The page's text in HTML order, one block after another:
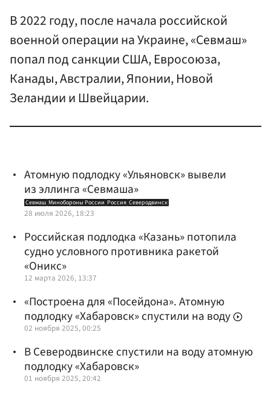
В 2022 году, после начала российской
военной операции на Украине, «Севмаш»
попал под санкции США, Евросоюза,
Канады, Австралии, Японии, Новой
Зеландии и Швейцарии.
Атомную подлодку «Ульяновск» вывели
из эллинга «Севмаша»
Севмаш Минобороны России Россия Северодвинск
28 июля 2026, 18:23
Российская подлодка «Казань» потопила
судно условного противника ракетой
«Оникс»
12 марта 2026, 13:37
«Построена для «Посейдона». Атомную
подлодку «Хабаровск» спустили на воду
02 ноября 2025, 00:25
В Северодвинске спустили на воду атомную
подлодку «Хабаровск»
01 ноября 2025, 20:42